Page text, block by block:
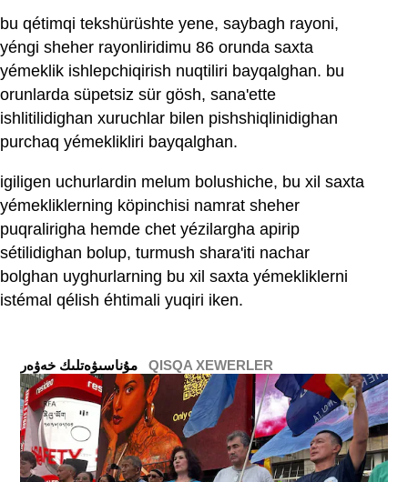
bu qétimqi tekshürüshte yene, saybagh rayoni,
yéngi sheher rayonliridimu 86 orunda saxta
yémeklik ishlepchiqirish nuqtiliri bayqalghan. bu
orunlarda süpetsiz sür gösh, sana'ette
ishlitilidighan xuruchlar bilen pishshiqlinidighan
purchaq yémeklikliri bayqalghan.
igiligen uchurlardin melum bolushiche, bu xil saxta
yémekliklerning köpinchisi namrat sheher
puqralirigha hemde chet yézilargha apirip
sétilidighan bolup, turmush shara'iti nachar
bolghan uyghurlarning bu xil saxta yémekliklerni
istémal qélish éhtimali yuqiri iken.
QISQA XEWERLER